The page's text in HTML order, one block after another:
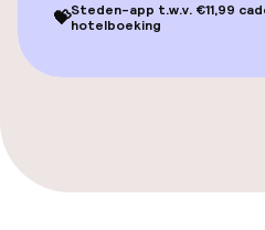
Eet- en drinkdiensten
💝Steden-app t.w.v. €11,99
hotelboeking